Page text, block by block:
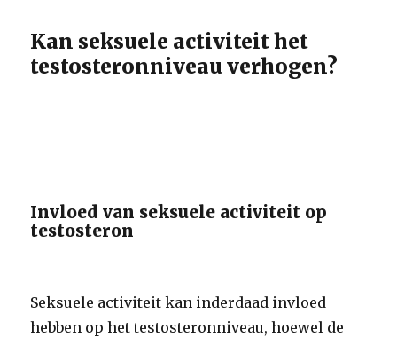
Kan seksuele activiteit het
testosteronniveau verhogen?
Invloed van seksuele activiteit op
testosteron
Seksuele activiteit kan inderdaad invloed
hebben op het testosteronniveau, hoewel de